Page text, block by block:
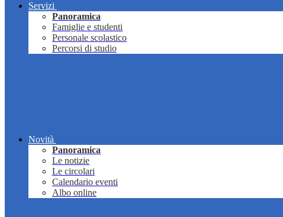
Servizi
Panoramica
Famiglie e studenti
Personale scolastico
Percorsi di studio
Novità
Panoramica
Le notizie
Le circolari
Calendario eventi
Albo online